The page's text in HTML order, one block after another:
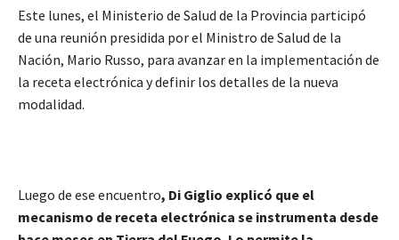
Este lunes, el Ministerio de Salud de la Provincia participó
de una reunión presidida por el Ministro de Salud de la
Nación, Mario Russo, para avanzar en la implementación de
la receta electrónica y definir los detalles de la nueva
modalidad.
Luego de ese encuentro, Di Giglio explicó que el
mecanismo de receta electrónica se instrumenta desde